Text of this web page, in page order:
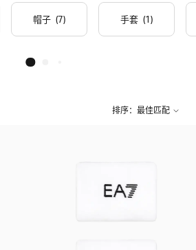
帽子 (7) 手套 (1)
排序：最佳匹配